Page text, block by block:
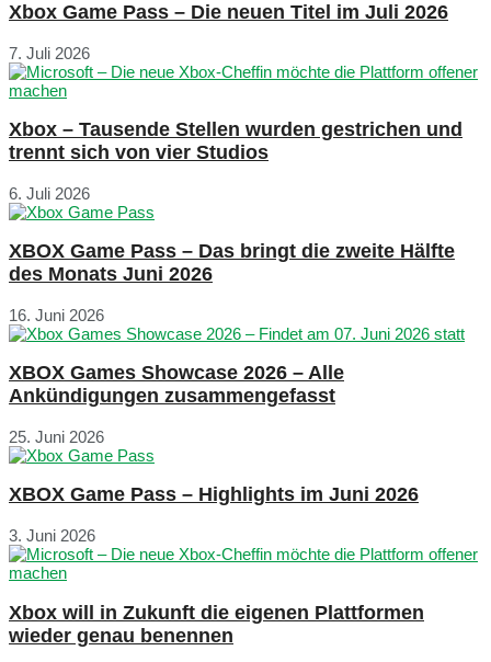
Xbox Game Pass – Die neuen Titel im Juli 2026
7. Juli 2026
Xbox – Tausende Stellen wurden gestrichen und
trennt sich von vier Studios
6. Juli 2026
XBOX Game Pass – Das bringt die zweite Hälfte
des Monats Juni 2026
16. Juni 2026
XBOX Games Showcase 2026 – Alle
Ankündigungen zusammengefasst
25. Juni 2026
XBOX Game Pass – Highlights im Juni 2026
3. Juni 2026
Xbox will in Zukunft die eigenen Plattformen
wieder genau benennen